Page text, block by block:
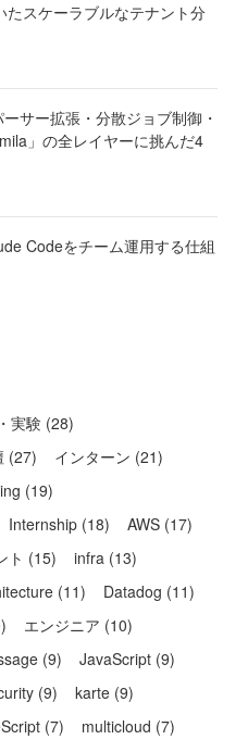
スケーラブルなテナント分
サー拡張・分散ジョブ制御・
」の全レイヤーに挑んだ4
Codeをチーム運用する仕組
実験 (28)
(27) インターン (21)
(19)
Internship (18) AWS (17)
ト (15) infra (13)
(11) Datadog (11)
) エンジニア (10)
(9) JavaScript (9)
(9) karte (9)
(7) multicloud (7)